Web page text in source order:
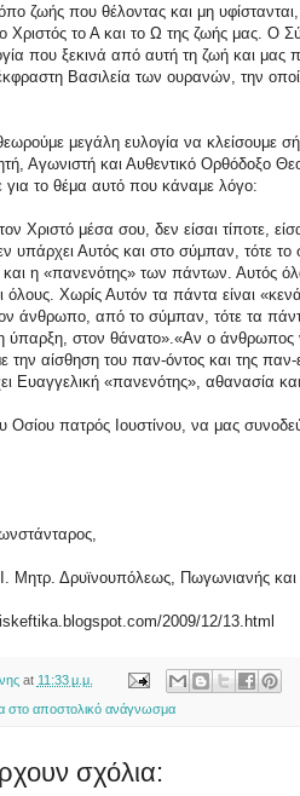
ζωής που θέλοντας και μη
Χριστός το Α και το Ω της ζωής μας. Ο
που ξεκινά από αυτή τη ζωή και μας
Βασιλεία των ουρανών, την
μεγάλη ευλογία να κλείσουμε
Αγωνιστή και Αυθεντικό Ορθόδοξο
το θέμα αυτό που κάναμε λόγο:
Χριστό μέσα σου, δεν είσαι τίποτε,
υπάρχει Αυτός και στο σύμπαν, τότε
η «πανενότης» των πάντων. Αυτός
όλους. Χωρίς Αυτόν τα πάντα είναι
άνθρωπο, από το σύμπαν, τότε τα
ύπαρξη, στον θάνατο».«Αν ο άνθρωπος
την αίσθηση του παν-όντος και της
Ευαγγελική «πανενότης», αθανασία και
Οσίου πατρός Ιουστίνου, να μας
Ι. Μητρ. Δρυϊνουπόλεως, Πωγωνιανής και
2009/12/13.html
at 11:33 μ.μ.
στο αποστολικό ανάγνωσμα
σχόλια: